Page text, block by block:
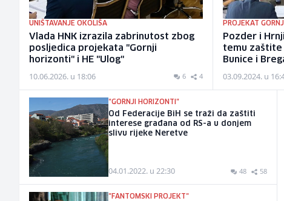
UNIŠTAVANJE OKOLIŠA
Vlada HNK izrazila zabrinutost zbog
posljedica projekata "Gornji
horizonti" i HE "Ulog"
10.06.2026. u 18:06 6 4
PROJEKAT
Pozder i
temu zaštite
Bunice i
03.09.2024. u
"GORNJI HORIZONTI"
Od Federacije BiH se traži da zaštiti
interese građana od RS-a u donjem
slivu rijeke Neretve
04.01.2022. u 22:30 48 58
"FANTOMSKI PROJEKT"